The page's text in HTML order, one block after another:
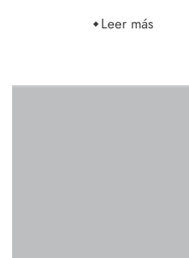
Leer más